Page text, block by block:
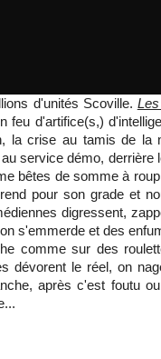
d'unités Scoville.
feu d'artifice(s,)
la crise au tamis de la
service démo, derrière
bêtes de somme à
pour son grade et
digressent,
s'emmerde et des
comme sur des
dévorent le réel, on
après c'est foutu